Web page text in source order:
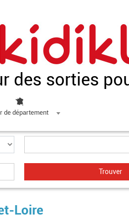
des sorties
de département
Loire